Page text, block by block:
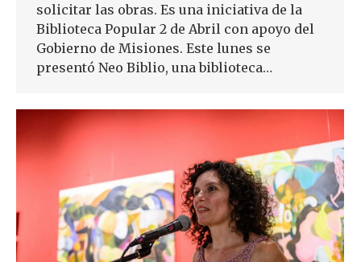
solicitar las obras. Es una iniciativa de la
Biblioteca Popular 2 de Abril con apoyo del
Gobierno de Misiones. Este lunes se
presentó Neo Biblio, una biblioteca…